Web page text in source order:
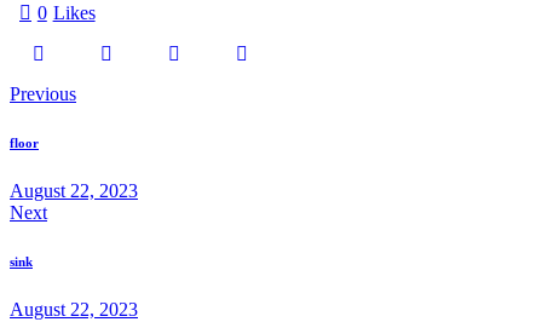
0 Likes
Previous
floor
August 22, 2023
Next
sink
August 22, 2023